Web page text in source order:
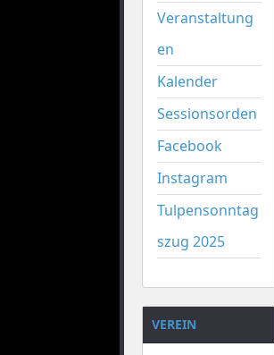
Veranstaltung
en
Kalender
Sessionsorden
Facebook
Instagram
Tulpensonntag
szug 2025
VEREIN